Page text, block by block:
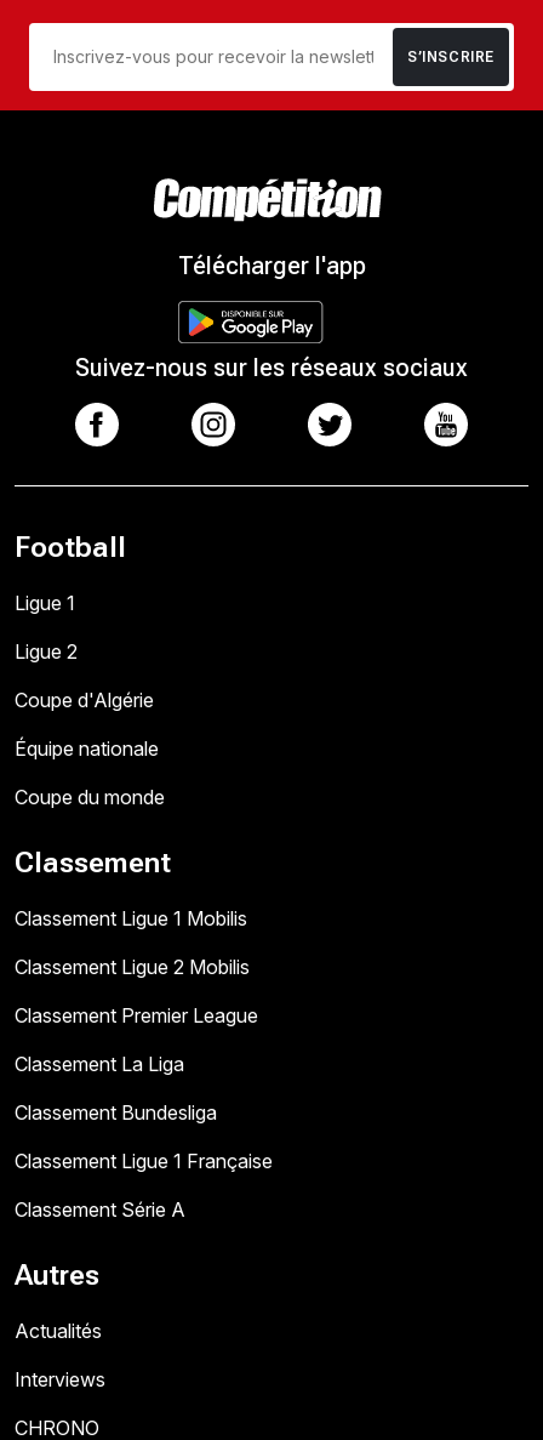
S’INSCRIRE
Télécharger l'app
Suivez-nous sur les réseaux sociaux
Football
Ligue 1
Ligue 2
Coupe d'Algérie
Équipe nationale
Coupe du monde
Classement
Classement Ligue 1 Mobilis
Classement Ligue 2 Mobilis
Classement Premier League
Classement La Liga
Classement Bundesliga
Classement Ligue 1 Française
Classement Série A
Autres
Actualités
Interviews
CHRONO